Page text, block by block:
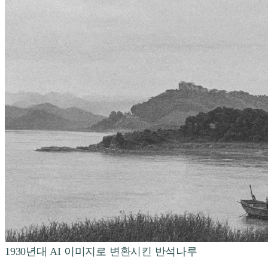
1930년대 AI 이미지로 변환시킨 반석나루